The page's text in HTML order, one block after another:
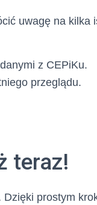
uwagę na kilka
z CEPiKu.
przeglądu.
teraz!
prostym